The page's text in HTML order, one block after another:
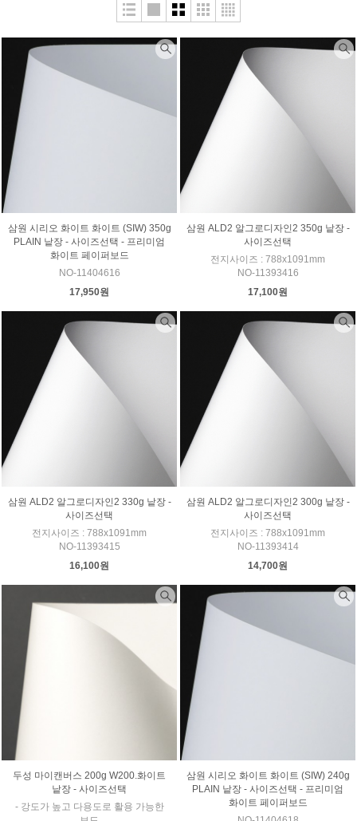
삼원 시리오 화이트 화이트 (SIW) 350g
PLAIN 낱장 - 사이즈선택 - 프리미엄
화이트 페이퍼보드
NO-11404616
17,950원
삼원 ALD2 알그로디자인2 350g 낱장 -
사이즈선택
전지사이즈 : 788x1091mm
NO-11393416
17,100원
삼원 ALD2 알그로디자인2 330g 낱장 -
사이즈선택
전지사이즈 : 788x1091mm
NO-11393415
16,100원
삼원 ALD2 알그로디자인2 300g 낱장 -
사이즈선택
전지사이즈 : 788x1091mm
NO-11393414
14,700원
두성 마이캔버스 200g W200.화이트
낱장 - 사이즈선택
- 강도가 높고 다용도로 활용 가능한
삼원 시리오 화이트 화이트 (SIW) 240g
PLAIN 낱장 - 사이즈선택 - 프리미엄
화이트 페이퍼보드